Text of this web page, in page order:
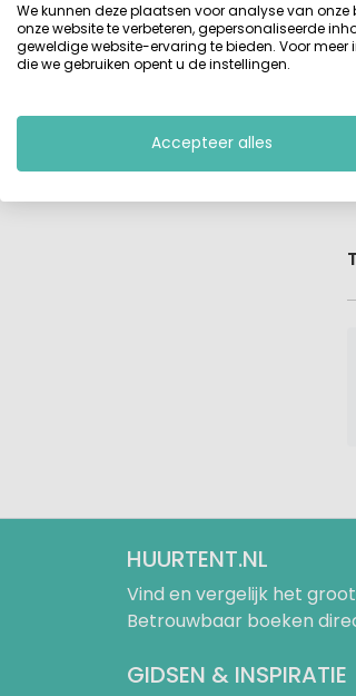
HUURTENT.NL
Vind en vergelijk het
Betrouwbaar boeken
GIDSEN & INSPIRATIE
We kunnen deze plaatsen voor analyse van onze
onze website te verbeteren, gepersonaliseerde
geweldige website-ervaring te bieden. Voor meer
die we gebruiken opent u de instellingen.
Accepteer alles